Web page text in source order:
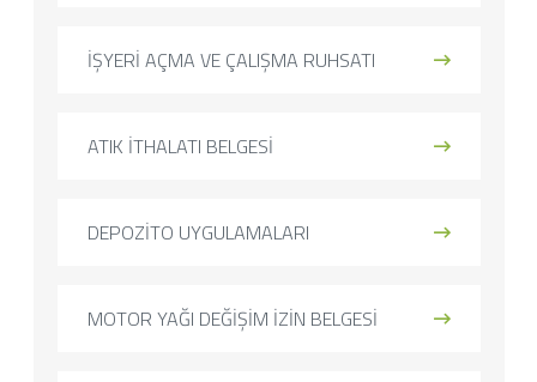
İŞYERİ AÇMA VE ÇALIŞMA RUHSATI
ATIK İTHALATI BELGESİ
DEPOZİTO UYGULAMALARI
MOTOR YAĞI DEĞİŞİM İZİN BELGESİ